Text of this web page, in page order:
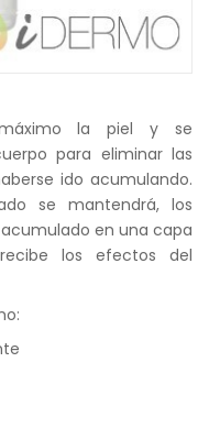
la piel y se
para eliminar las
ido acumulando.
se mantendrá, los
en una capa
los efectos del